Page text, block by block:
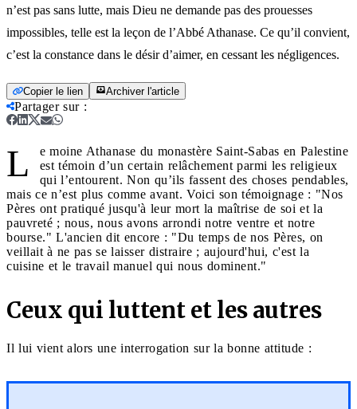
n’est pas sans lutte, mais Dieu ne demande pas des prouesses
impossibles, telle est la leçon de l’Abbé Athanase. Ce qu’il convient,
c’est la constance dans le désir d’aimer, en cessant les négligences.
Copier le lien Archiver l'article
Partager sur:
L
e moine Athanase du monastère Saint-Sabas en Palestine
est témoin d’un certain relâchement parmi les religieux
qui l’entourent. Non qu’ils fassent des choses pendables,
mais ce n’est plus comme avant. Voici son témoignage : "Nos
Pères ont pratiqué jusqu'à leur mort la maîtrise de soi et la
pauvreté ; nous, nous avons arrondi notre ventre et notre
bourse." L'ancien dit encore : "Du temps de nos Pères, on
veillait à ne pas se laisser distraire ; aujourd'hui, c'est la
cuisine et le travail manuel qui nous dominent."
Ceux qui luttent et les autres
Il lui vient alors une interrogation sur la bonne attitude :